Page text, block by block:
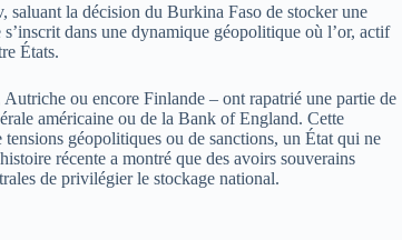
saluant la décision du Burkina Faso de stocker une
dans une dynamique géopolitique où l’or, actif
États.
ou encore Finlande – ont rapatrié une partie de
américaine ou de la Bank of England. Cette
géopolitiques ou de sanctions, un État qui ne
récente a montré que des avoirs souverains
de privilégier le stockage national.